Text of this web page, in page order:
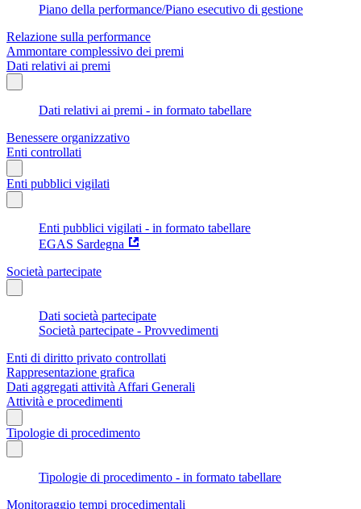
Piano della performance/Piano esecutivo di gestione
Relazione sulla performance
Ammontare complessivo dei premi
Dati relativi ai premi
Dati relativi ai premi - in formato tabellare
Benessere organizzativo
Enti controllati
Enti pubblici vigilati
Enti pubblici vigilati - in formato tabellare
EGAS Sardegna
Società partecipate
Dati società partecipate
Società partecipate - Provvedimenti
Enti di diritto privato controllati
Rappresentazione grafica
Dati aggregati attività Affari Generali
Attività e procedimenti
Tipologie di procedimento
Tipologie di procedimento - in formato tabellare
Monitoraggio tempi procedimentali